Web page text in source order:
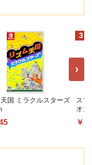
天国 ミラクルスターズ
3
スプ
オン
￥
›